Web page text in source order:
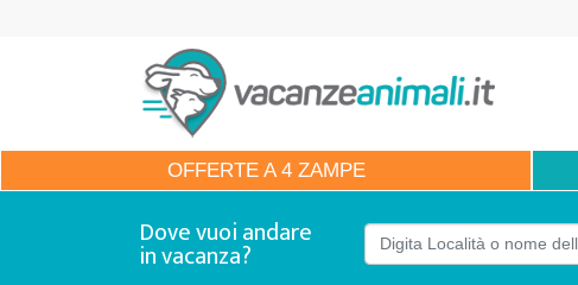
OFFERTEA 4 ZAMPE
Dove vuoi andare
in vacanza?